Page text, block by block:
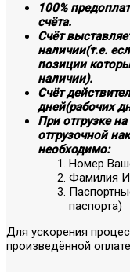
100%
счёта.
Счёт
наличии(т.е.
позиции
наличии).
Счёт
дней(рабочих
При отгрузке
отгрузочной
необходимо:
Номер
Фамилия
паспорта)
Для ускорения
произведённой